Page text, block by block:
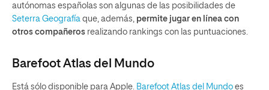
autónomas españolas son algunas de las posibilidades de
Seterra Geografía que, además, permite jugar en línea con
otros compañeros realizando rankings con las puntuaciones.
Barefoot Atlas del Mundo
Está sólo disponible para Apple. Barefoot Atlas del Mundo es